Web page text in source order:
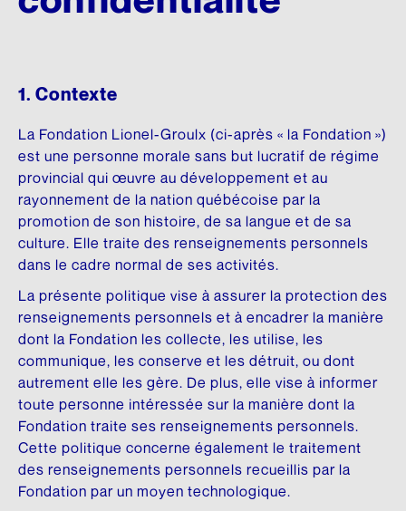
Membres honoraires
ESPACE DE PRESSE
Communiqués
Rapports annuels
Logo et guide de normes
UN RICHE HÉRITAGE
Histoire de la Fondation
Bibliothèque
Fonds d’archives
Commémorations
LANGUE FRANÇAISE
Charte de la langue française
La question linguistique au Québec
Matériel pédagogique
CHANTIER WIKIPÉDIA
Articles de la Fondation
Formation et tutoriels
CULTURE QUÉBÉCOISE
Fiction
Histoire
Traductions
SA BIBLIOTHÈQUE
Livres
Brochures
ARCHIVES AUDIOVISUELLES
Le Chanoine Lionel Groulx, historien
Cours d’histoire donné par Groulx à CKAC
NOUS SUIVRE
Instagram
YouTube
INFOLETTRE
Donateurs et donatrices
Dons des députés
FAITES UN DON EN LIGNE
CRÉDIT D’IMPÔT ADDITIONNEL
1. Contexte
La Fondation Lionel-Groulx (ci-après « la Fondation »)
est une personne morale sans but lucratif de régime
provincial qui œuvre au développement et au
rayonnement de la nation québécoise par la
promotion de son histoire, de sa langue et de sa
culture. Elle traite des renseignements personnels
dans le cadre normal de ses activités.
La présente politique vise à assurer la protection des
renseignements personnels et à encadrer la manière
dont la Fondation les collecte, les utilise, les
communique, les conserve et les détruit, ou dont
autrement elle les gère. De plus, elle vise à informer
toute personne intéressée sur la manière dont la
Fondation traite ses renseignements personnels.
Cette politique concerne également le traitement
des renseignements personnels recueillis par la
Fondation par un moyen technologique.